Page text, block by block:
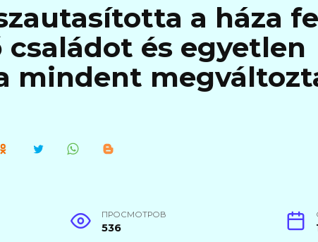
a háza
családot és egyetlen
mindent
ПРОСМОТРОВ
536